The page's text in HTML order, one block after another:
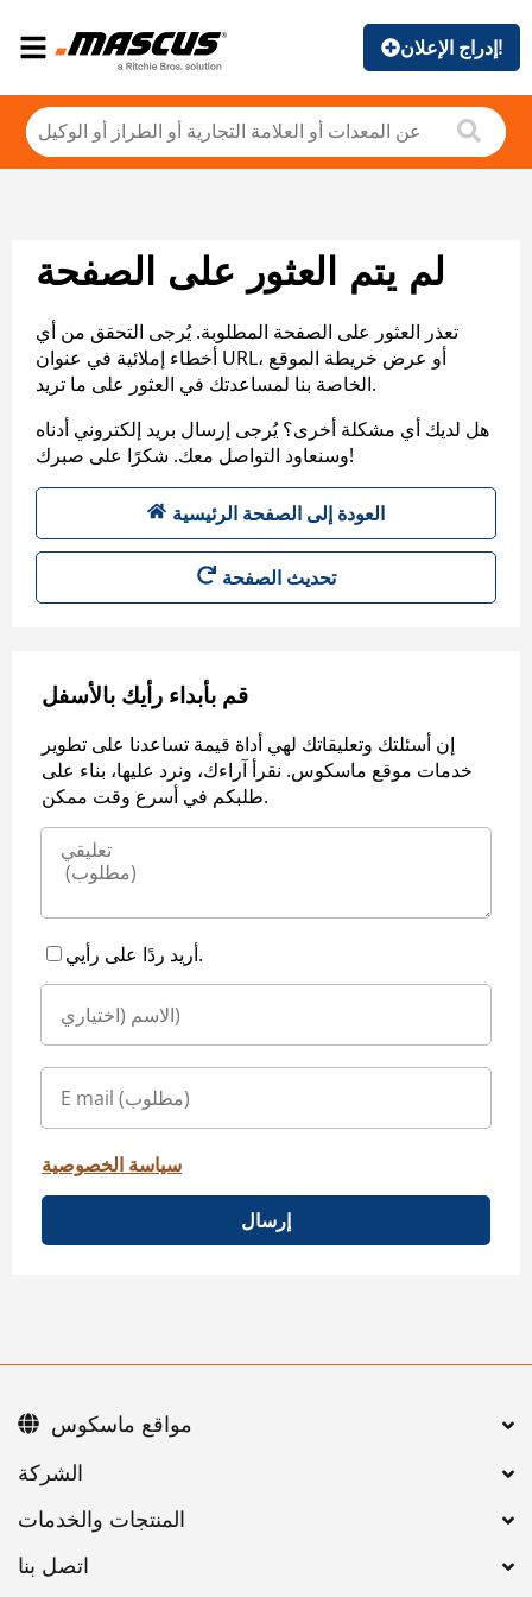
إدراج الإعلان!
لم يتم العثور على الصفحة
تعذر العثور على الصفحة المطلوبة. يُرجى التحقق من أي
أخطاء إملائية في عنوان URL، أو عرض خريطة الموقع
الخاصة بنا لمساعدتك في العثور على ما تريد.
هل لديك أي مشكلة أخرى؟ يُرجى إرسال بريد إلكتروني أدناه
وسنعاود التواصل معك. شكرًا على صبرك!
العودة إلى الصفحة الرئيسية
تحديث الصفحة
قم بأبداء رأيك بالأسفل
إن أسئلتك وتعليقاتك لهي أداة قيمة تساعدنا على تطوير
خدمات موقع ماسكوس. نقرأ آراءك، ونرد عليها، بناء على
طلبكم في أسرع وقت ممكن.
أريد ردًا على رأيي.
سياسة الخصوصية
إرسال
اتصل بنا
مواقع ماسكوس